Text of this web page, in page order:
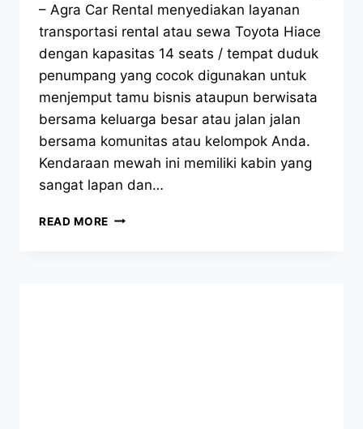
– Agra Car Rental menyediakan layanan
transportasi rental atau sewa Toyota Hiace
dengan kapasitas 14 seats / tempat duduk
penumpang yang cocok digunakan untuk
menjemput tamu bisnis ataupun berwisata
bersama keluarga besar atau jalan jalan
bersama komunitas atau kelompok Anda.
Kendaraan mewah ini memiliki kabin yang
sangat lapan dan…
READ MORE SEWA